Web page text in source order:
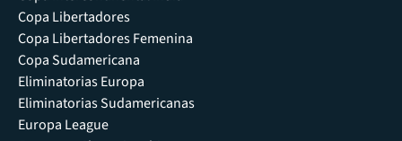
Copa Libertadores
Copa Libertadores Femenina
Copa Sudamericana
Eliminatorias Europa
Eliminatorias Sudamericanas
Europa League